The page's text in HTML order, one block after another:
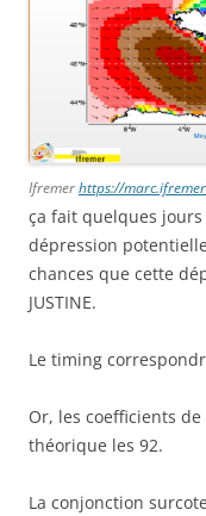
Ifremerhttps://
ça fait quelques jours
dépression
chances que cette
JUSTINE.
Le timing
Or, les coefficients
théorique les 92.
La conjonction